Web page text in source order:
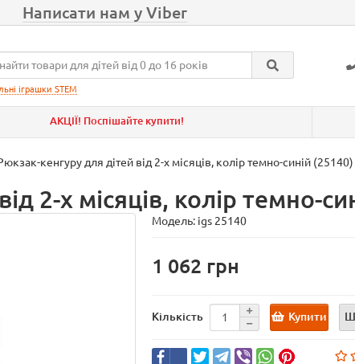
Написати нам у Viber
іграшки STEM
АКЦІЇ! Поспішайте купити!
кенгуру для дітей від 2-х місяців, колір темно-синій (25140)
2-х місяців, колір темно-
Модель: igs 25140
1 062
Кількість Купити